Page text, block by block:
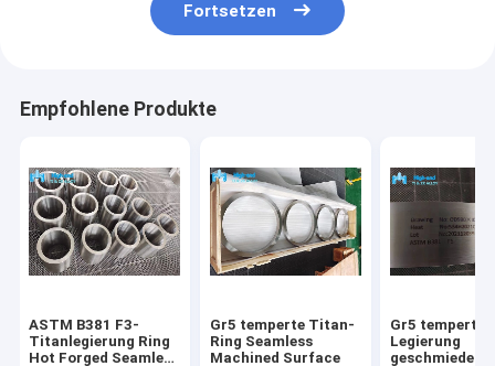
Fortsetzen
Empfohlene Produkte
ASTM B381 F3-
Titanlegierung Ring
Hot Forged Seamless
Gr5 temperte Titan-
Ring Seamless
Machined Surface
Gr5 temperte
Legierung